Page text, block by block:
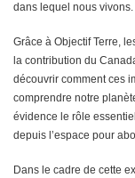
dans lequel nous vivons.
Grâce à Objectif Terre,
la contribution du
découvrir comment ces
comprendre notre
évidence le rôle
depuis l’espace pour
Dans le cadre de cette